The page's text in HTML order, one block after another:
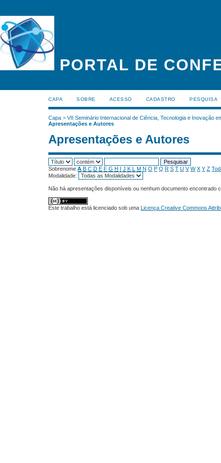
PORTAL DE
CAPA SOBRE ACESSO CADASTRO PESQUISA
Capa > VII Seminário Internacional de Ciência, Tecnologia e Inovação
Apresentações e Autores
Apresentações e Autores
Sobrenome A B C D E F G H I J K L M N O P Q R S T U V W X Y Z
Modalidade:
Não há apresentações disponíveis ou nenhum documento encontrado
Este trabalho está licenciado sob uma Licença Creative Commons